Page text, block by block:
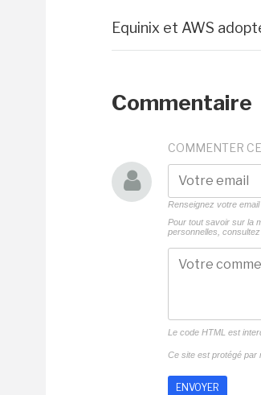
Equinix et AWS
Commentaire
COMMENTER
Renseignez votre
Pour tout savoir sur la
personnelles,
Le code HTML est
Ce site est protégé par